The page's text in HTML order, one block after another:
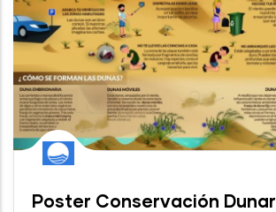
Poster Conservación Dunar